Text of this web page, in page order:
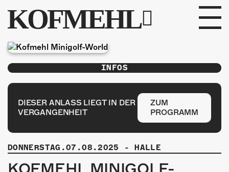
KOFMEHL
PROGRAMM
FABRIKGEFLÜSTER
GALERIE
FOTOGALERIE
PHOTOMAT
INFOS
DIESER ANLASS LIEGT IN DER
VERGANGENHEIT
ZUM
PROGRAMM
DONNERSTAG.07.08.2025 - HALLE